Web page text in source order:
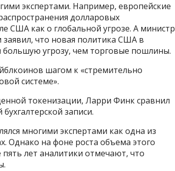
экспертами. Например, европейские
долларовых
США как о глобальной угрозе. А министр
что новая политика США в
угрозу, чем торговые пошлины.
шагом к «стремительно
системе».
токенизации, Ларри Финк сравнил
записи.
многими экспертами как одна из
Однако на фоне роста объема этого
лет аналитики отмечают, что